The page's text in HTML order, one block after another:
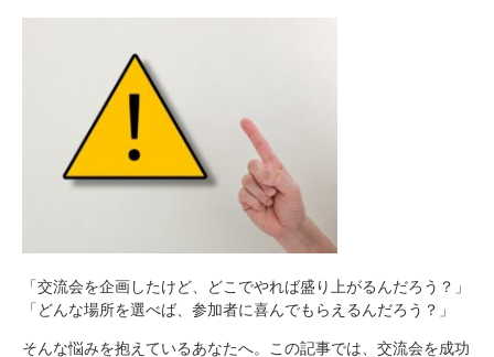
「交流会を企画したけど、どこでやれば盛り上がるんだろう？」
「どんな場所を選べば、参加者に喜んでもらえるんだろう？」
そんな悩みを抱えているあなたへ。この記事では、交流会を成功